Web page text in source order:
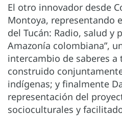
El otro innovador desde
Montoya, representando
del Tucán: Radio, salud y
Amazonía colombiana”,
intercambio de saberes a
construido
indígenas; y finalmente
representación del
socioculturales y